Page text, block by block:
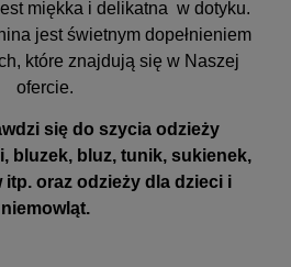
miękka i delikatna w dotyku.
jest świetnym dopełnieniem
które znajdują się w Naszej
ofercie.
się do szycia odzieży
bluzek, bluz, tunik, sukienek,
oraz odzieży dla dzieci i
niemowląt.